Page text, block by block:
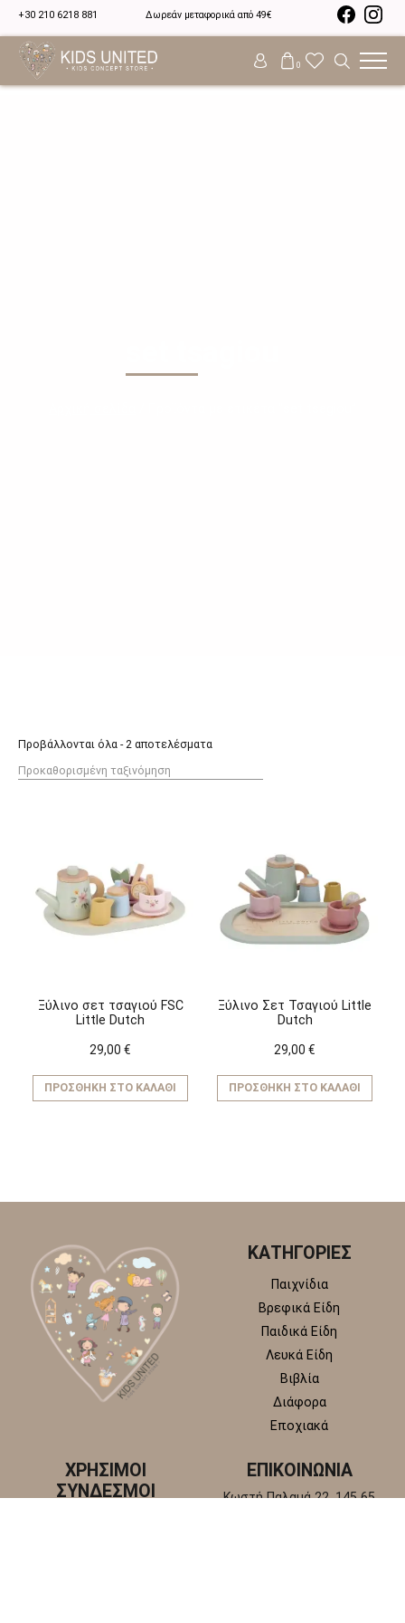
+30 210 6218 881 Δωρεάν μεταφορικά από 49€
0
Προβάλλονται όλα - 2 αποτελέσματα
Ξύλινο σετ τσαγιού FSC
Little Dutch
29,00 €
ΠΡΟΣΘΉΚΗ ΣΤΟ ΚΑΛΆΘΙ
Ξύλινο Σετ Τσαγιού Little
Dutch
29,00 €
ΠΡΟΣΘΉΚΗ ΣΤΟ ΚΑΛΆΘΙ
ΚΑΤΗΓΟΡΙΕΣ
Παιχνίδια
Βρεφικά Είδη
Παιδικά Είδη
Λευκά Είδη
Βιβλία
Διάφορα
Εποχιακά
ΧΡΗΣΙΜΟΙ
ΣΥΝΔΕΣΜΟΙ
ΕΠΙΚΟΙΝΩΝΙΑ
Κωστή Παλαμά 22, 145 65